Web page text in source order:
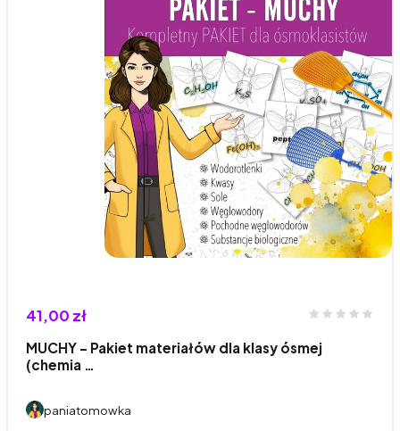
41,00 zł
MUCHY – Pakiet materiałów dla klasy ósmej
(chemia …
paniatomowka